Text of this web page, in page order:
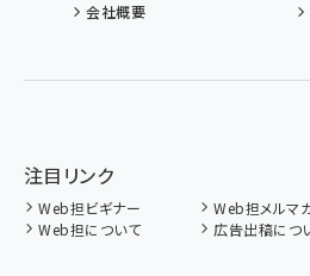
会社概要
注目リンク
Web担ビギナー Web担メルマ
Web担について
広告出稿につ